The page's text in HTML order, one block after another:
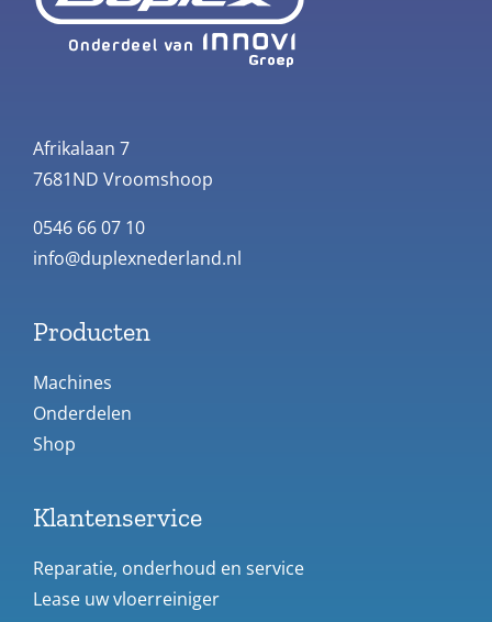
Afrikalaan 7
7681ND Vroomshoop
0546 66 07 10
info@duplexnederland.nl
Producten
Machines
Onderdelen
Shop
Klantenservice
Reparatie, onderhoud en service
Lease uw vloerreiniger